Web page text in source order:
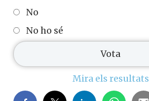
No
No ho sé
Mira els resultats